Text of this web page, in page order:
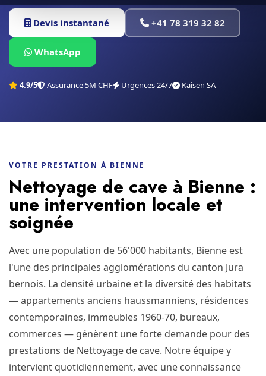
Devis instantané +41 78 319 32 82
WhatsApp
4.9/5 Assurance 5M CHF Urgences 24/7 Kaisen SA
VOTRE PRESTATION À BIENNE
Nettoyage de cave à Bienne :
une intervention locale et
soignée
Avec une population de 56'000 habitants, Bienne est
l'une des principales agglomérations du canton Jura
bernois. La densité urbaine et la diversité des habitats
— appartements anciens haussmanniens, résidences
contemporaines, immeubles 1960-70, bureaux,
commerces — génèrent une forte demande pour des
prestations de Nettoyage de cave. Notre équipe y
intervient quotidiennement, avec une connaissance